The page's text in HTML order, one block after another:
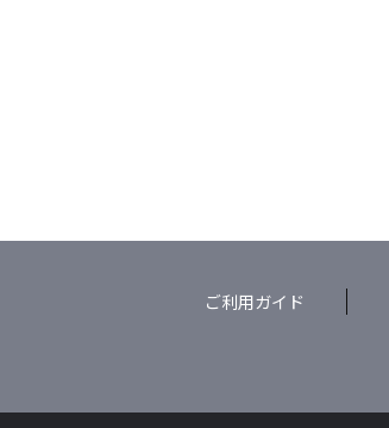
ご利用ガイド